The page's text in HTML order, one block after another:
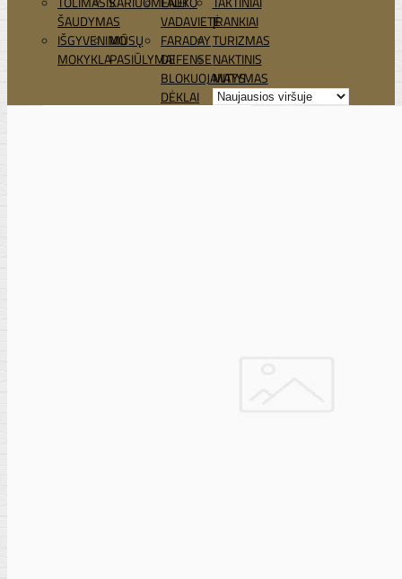
ŠAUDYMAS
VADAVIETĖĮRANKIAI
IŠGYVENIMO
MOKYKLA
MŪSŲ
PASIŪLYMAI
FARADAY
DEFENSE
BLOKUOJANTYS
DĖKLAI
TURIZMAS
NAKTINIS
MATYMAS